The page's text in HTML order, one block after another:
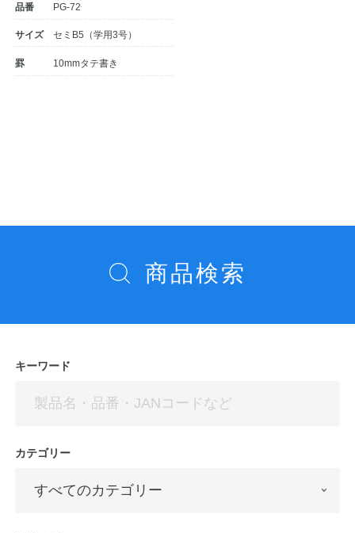
品番 PG-72
サイズ セミB5（学用3号）
罫 10mmタテ書き
ン
商品検索
キーワード
カテゴリー